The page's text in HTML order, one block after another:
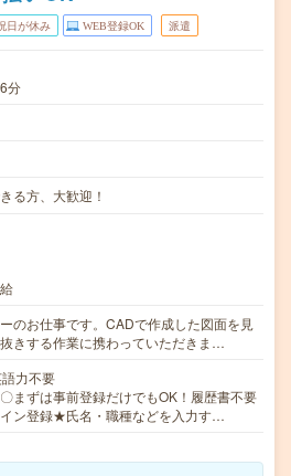
日が休み WEB登録OK 派遣
分
る方、大歓迎！
のお仕事です。CADで作成した図面を見
きする作業に携わっていただきま…
力不要
まずは事前登録だけでもOK！履歴書不要
ン登録★氏名・職種などを入力す…